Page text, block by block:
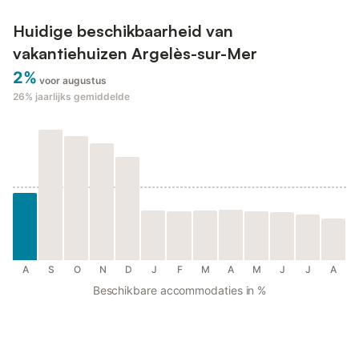
Huidige beschikbaarheid van
vakantiehuizen Argelès-sur-Mer
2% voor augustus
26% jaarlijks gemiddelde
A S O N D J F M A M J J A
Beschikbare accommodaties in %